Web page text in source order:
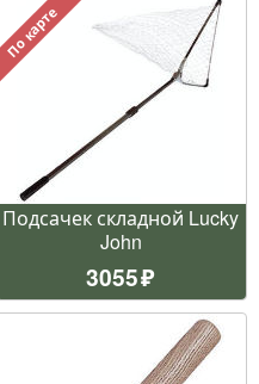
По карте
Подсачек складной Lucky
John
3055